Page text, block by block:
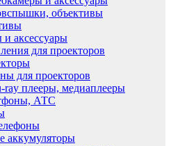
объективы
аксессуары
для проекторов
для проекторов
плееры, медиаплееры
АТС
аккумуляторы